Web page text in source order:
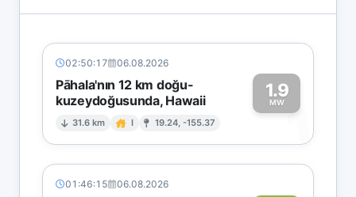
02:50:17 06.08.2026
Pāhala'nın 12 km doğu-
kuzeydoğusunda, Hawaii
31.6 km I 19.24, -155.37
1.9
MW1
01:46:15 06.08.2026